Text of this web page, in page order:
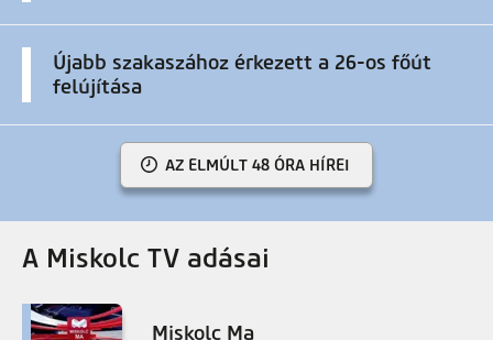
Újabb szakaszához érkezett a 26-os főút
felújítása
AZ ELMÚLT 48 ÓRA HÍREI
A Miskolc TV adásai
Miskolc Ma